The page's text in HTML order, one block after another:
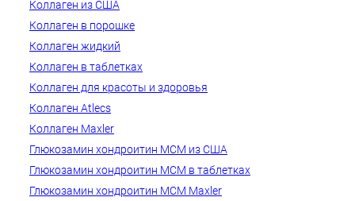
Коллаген из США
Коллаген в порошке
Коллаген жидкий
Коллаген в таблетках
Коллаген для красоты и здоровья
Коллаген Atlecs
Коллаген Maxler
Глюкозамин хондроитин МСМ из США
Глюкозамин хондроитин МСМ в таблетках
Глюкозамин хондроитин МСМ Maxler